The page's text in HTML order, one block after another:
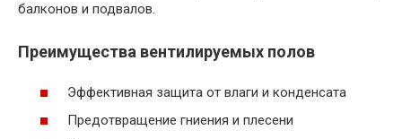
балконов и подвалов.
Преимущества вентилируемых полов
Эффективная защита от влаги и конденсата
Предотвращение гниения и плесени